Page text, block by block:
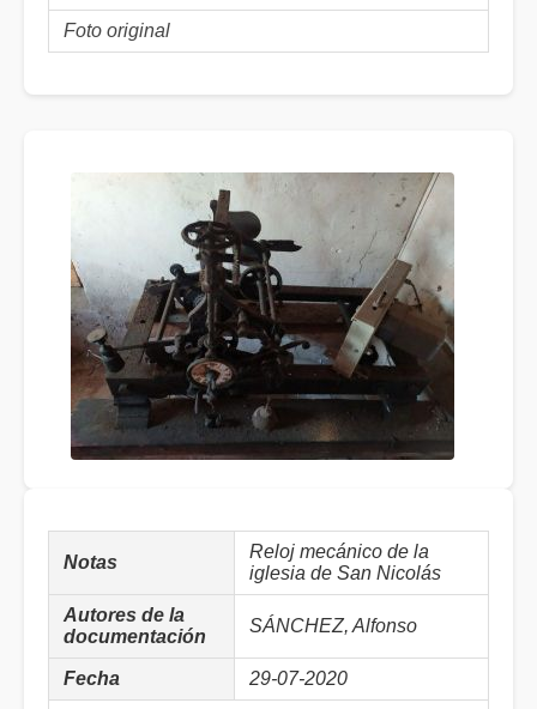
Foto original
Notas
Reloj mecánico de la
iglesia de San Nicolás
Autores de la
documentación
SÁNCHEZ, Alfonso
Fecha 29-07-2020